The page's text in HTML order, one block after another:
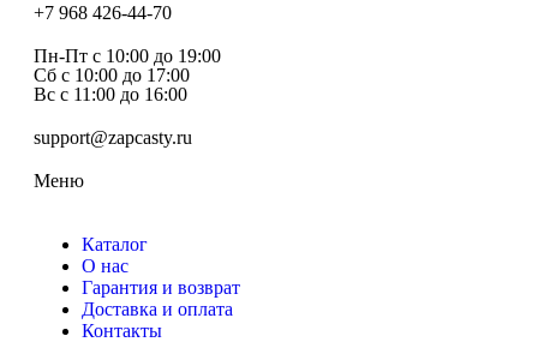
+7 968 426-44-70
Пн-Пт с 10:00 до 19:00
Сб с 10:00 до 17:00
Вс c 11:00 до 16:00
support@zapcasty.ru
Меню
Каталог
О нас
Гарантия и возврат
Доставка и оплата
Контакты